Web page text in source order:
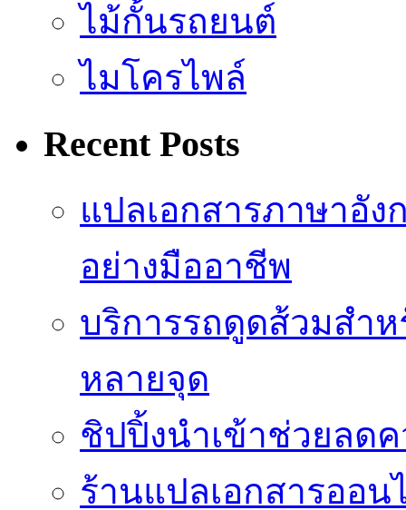
ไม้กั้นรถยนต์
ไมโครไพล์
Recent Posts
แปลเอกสารภาษาอั
อย่างมืออาชีพ
บริการรถดูดส้วมสำ
หลายจุด
ชิปปิ้งนำเข้าช่วยลด
ร้านแปลเอกสารออน